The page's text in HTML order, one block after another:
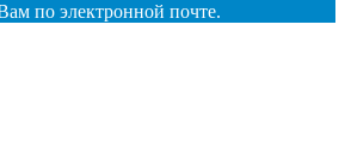
по электронной почте.